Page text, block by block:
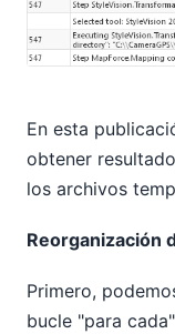
En esta
obtener
los archivos
Reorganización
Primero,
bucle "para